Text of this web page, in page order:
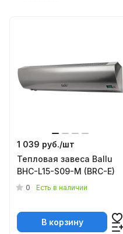
1 039 руб./шт
Тепловая завеса Ballu
BHC-L15-S09-М (BRC-E)
0 Есть в наличии
В корзину